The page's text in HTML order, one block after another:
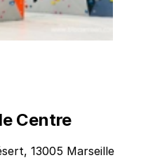
Centre
13005 Marseille